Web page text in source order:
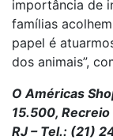
importância de
famílias
papel é
dos animais”,
O Américas
15.500,
RJ – Tel.: (21)